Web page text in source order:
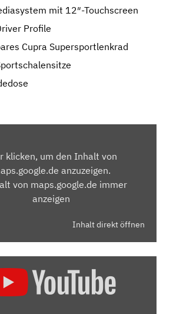
mit 12″-Touchscreen
Profile
Cupra Supersportlenkrad
klicken, um den Inhalt von
anzuzeigen.
von maps.google.de immer
anzeigen
Inhalt direkt öffnen